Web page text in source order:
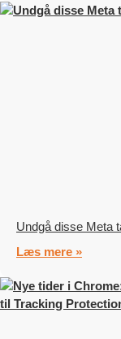
Undgå disse Meta
Læs mere »